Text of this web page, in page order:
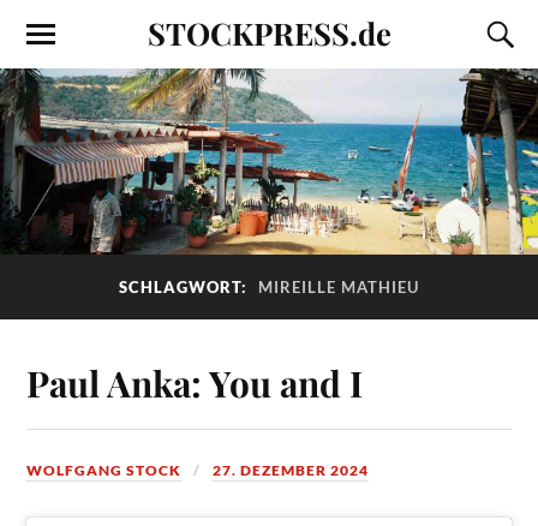
STOCKPRESS.de
SCHLAGWORT: MIREILLE MATHIEU
Paul Anka: You and I
WOLFGANG STOCK 27. DEZEMBER 2024